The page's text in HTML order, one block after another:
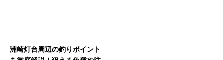
洲崎灯台周辺の釣りポイント